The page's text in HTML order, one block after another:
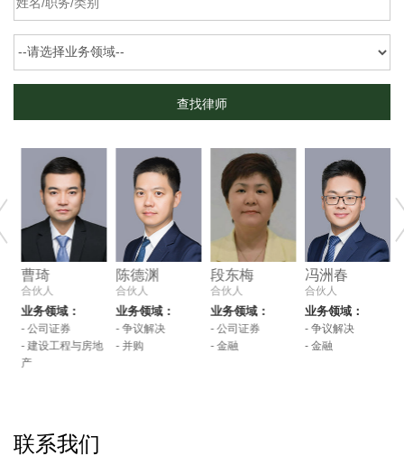
曹琦
合伙人
业务领域：
- 公司证券
- 建设工程与房地
产
陈德渊
合伙人
业务领域：
- 争议解决
- 并购
段东梅
合伙人
业务领域：
- 公司证券
- 金融
冯洲春
合伙人
业务领域：
- 争议解决
- 金融
联系我们